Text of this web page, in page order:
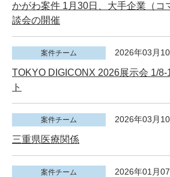
かがわ案件 1月30日、大手企業（コ
談会の開催
案件チーム 2026年03月
TOKYO DIGICONX 2026展示会 1/
ト
案件チーム 2026年03月
三重県医療関係
案件チーム 2026年01月